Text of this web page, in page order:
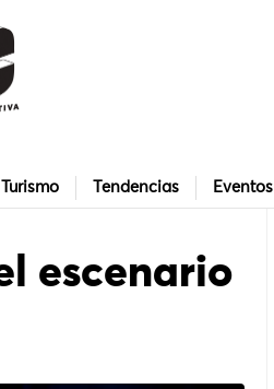
Turismo Tendencias Eventos
escenario